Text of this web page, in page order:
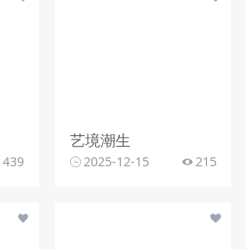
439
艺境潮生
2025-12-15 215